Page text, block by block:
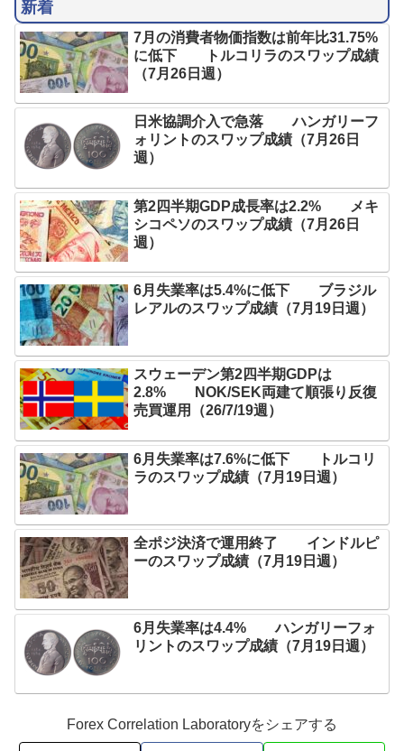
新着
7月の消費者物価指数は前年比31.75%
に低下 トルコリラのスワップ成績
（7月26日週）
日米協調介入で急落 ハンガリーフ
ォリントのスワップ成績（7月26日
週）
第2四半期GDP成長率は2.2% メキ
シコペソのスワップ成績（7月26日
週）
6月失業率は5.4%に低下 ブラジル
レアルのスワップ成績（7月19日週）
スウェーデン第2四半期GDPは
2.8% NOK/SEK両建て順張り反復
売買運用（26/7/19週）
6月失業率は7.6%に低下 トルコリ
ラのスワップ成績（7月19日週）
全ポジ決済で運用終了 インドルピ
ーのスワップ成績（7月19日週）
6月失業率は4.4% ハンガリーフォ
リントのスワップ成績（7月19日週）
Forex Correlation Laboratoryをシェアする